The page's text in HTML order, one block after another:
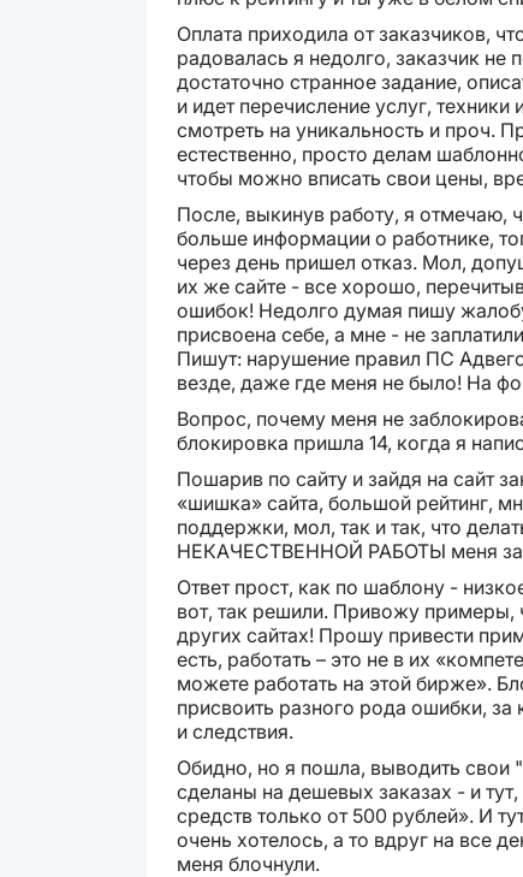
Оплата приходила от заказчиков,
радовалась я недолго, заказчик не
достаточно странное задание,
и идет перечисление услуг, техники
смотреть на уникальность и проч.
естественно, просто делам
чтобы можно вписать свои цены,
После, выкинув работу, я отмечаю,
больше информации о работнике,
через день пришел отказ. Мол,
их же сайте - все хорошо,
ошибок! Недолго думая пишу
присвоена себе, а мне - не
Пишут: нарушение правил ПС
везде, даже где меня не было! На
Вопрос, почему меня не
блокировка пришла 14, когда я
Пошарив по сайту и зайдя на сайт
«шишка» сайта, большой рейтинг,
поддержки, мол, так и так, что
НЕКАЧЕСТВЕННОЙ РАБОТЫ меня
Ответ прост, как по шаблону -
вот, так решили. Привожу примеры,
других сайтах! Прошу привести
есть, работать – это не в их
можете работать на этой бирже».
присвоить разного рода ошибки, за
и следствия.
Обидно, но я пошла, выводить свои
сделаны на дешевых заказах - и
средств только от 500 рублей». И
очень хотелось, а то вдруг на все
меня блочнули.